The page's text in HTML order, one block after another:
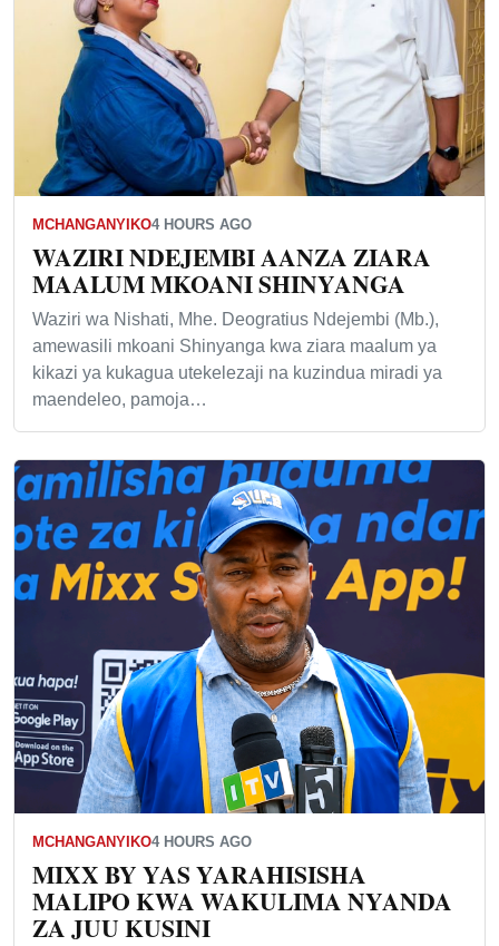
MCHANGANYIKO4 HOURS AGO
WAZIRI NDEJEMBI AANZA ZIARA
MAALUM MKOANI SHINYANGA
Waziri wa Nishati, Mhe. Deogratius Ndejembi (Mb.),
amewasili mkoani Shinyanga kwa ziara maalum ya
kikazi ya kukagua utekelezaji na kuzindua miradi ya
maendeleo, pamoja…
MCHANGANYIKO4 HOURS AGO
MIXX BY YAS YARAHISISHA
MALIPO KWA WAKULIMA NYANDA
ZA JUU KUSINI